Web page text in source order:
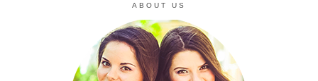
ABOUT US